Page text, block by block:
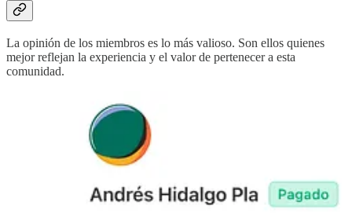
La opinión de los miembros es lo más valioso. Son ellos quienes
mejor reflejan la experiencia y el valor de pertenecer a esta
comunidad.